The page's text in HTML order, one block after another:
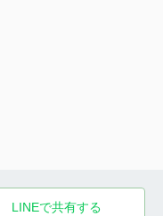
LINEで共有する